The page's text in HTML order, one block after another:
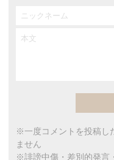
※一度コメントを投稿し
ません
※誹謗中傷・差別的発言